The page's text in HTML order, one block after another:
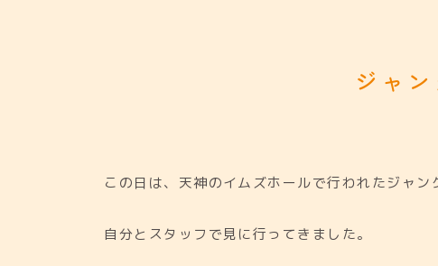
ジャ
この日は、天神のイムズホールで行われたジャン
自分とスタッフで見に行ってきました。